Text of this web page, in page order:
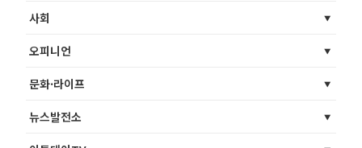
사회
오피니언
문화·라이프
뉴스발전소